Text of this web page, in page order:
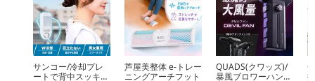
サンコー/冷却プレ
ートで背中スッキリ
芦屋美整体 e-トレー
ニングアーチフット
QUADS(クワッズ)/
暴風ブロワーハンデ